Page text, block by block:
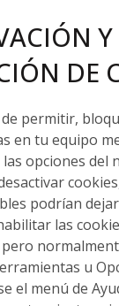
Y
DE
permitir,
en tu equipo
opciones del
podrían
las
u
el menú de